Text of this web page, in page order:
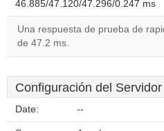
46.885/47.120/47.296/0.247 ms
Una respuesta de prueba de
de 47.2 ms.
Configuración del Servidor
Date: --